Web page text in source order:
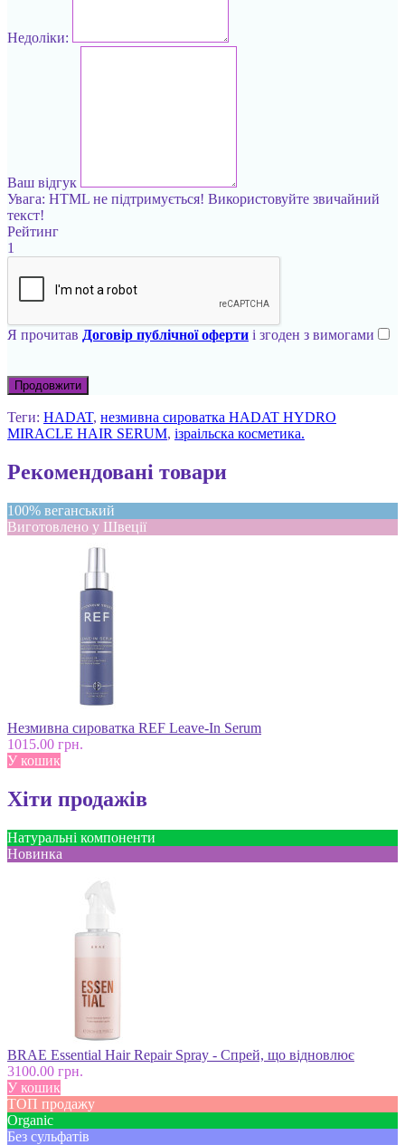
Недоліки:
Ваш відгук
Увага: HTML не підтримується! Використовуйте звичайний
текст!
Рейтинг
1
Я прочитав Договір публічної оферти і згоден з вимогами
Продовжити
Теги: HADAT, незмивна сироватка HADAT HYDRO
MIRACLE HAIR SERUM, ізраільска косметика.
Рекомендовані товари
100% веганський
Виготовлено у Швеції
Незмивна сироватка REF Leave-In Serum
1015.00 грн.
У кошик
Хіти продажів
Натуральні компоненти
Новинка
BRAE Essential Hair Repair Spray - Спрей, що відновлює
3100.00 грн.
У кошик
ТОП продажу
Оrganic
Без сульфатів